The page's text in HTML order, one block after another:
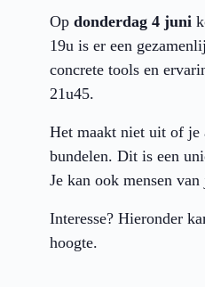
Op donderdag 4 juni
19u is er een
concrete tools en
21u45.
Het maakt niet uit of je
bundelen. Dit is een
Je kan ook mensen
Interesse? Hieronder
hoogte.